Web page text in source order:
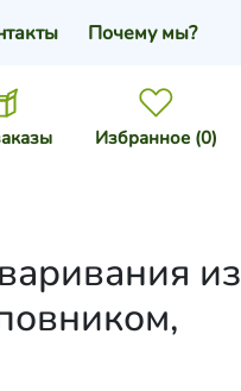
Избранное (0)
Почему мы?
из